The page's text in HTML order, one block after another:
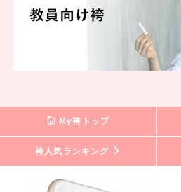
My袴トップ
袴人気ランキング